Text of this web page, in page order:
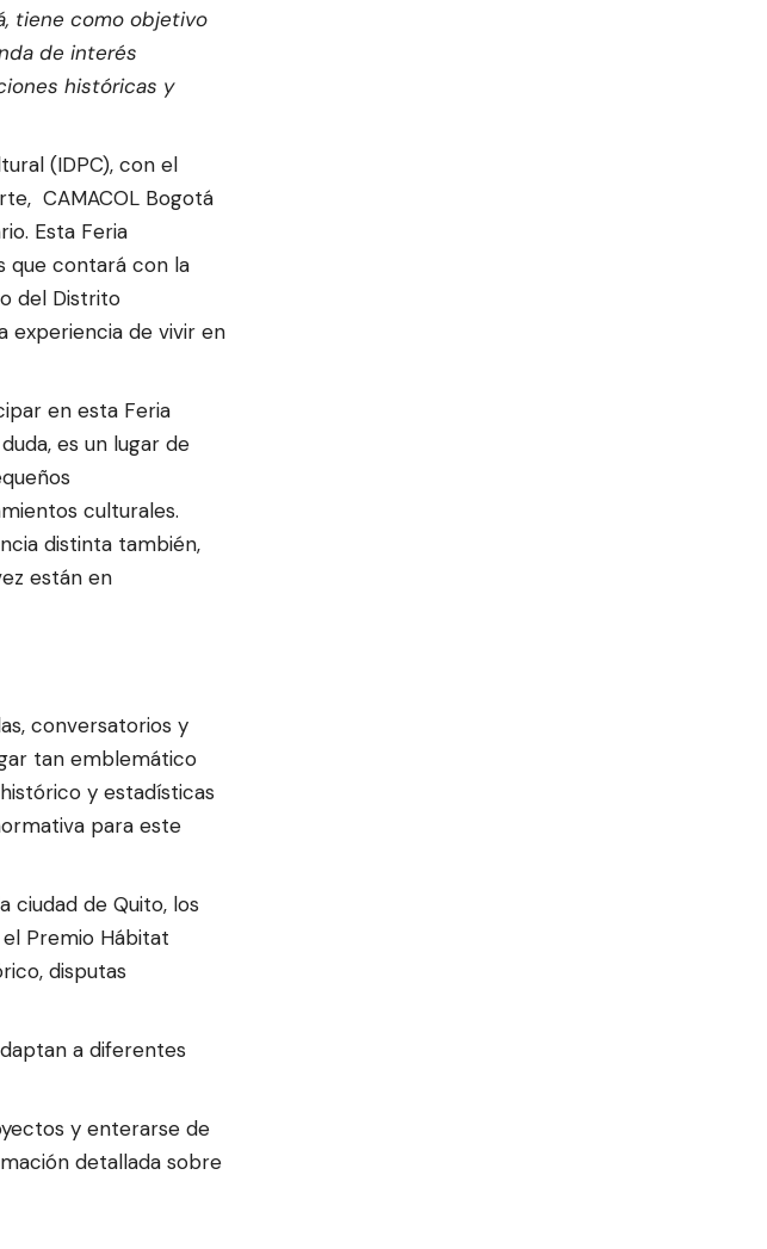
tiene como objetivo
de interés
históricas y
(IDPC), con el
CAMACOL Bogotá
Esta Feria
que contará con la
del Distrito
experiencia de vivir en
en esta Feria
es un lugar de
culturales.
distinta también,
están en
conversatorios y
tan emblemático
y estadísticas
para este
ciudad de Quito, los
Premio Hábitat
disputas
a diferentes
y enterarse de
detallada sobre